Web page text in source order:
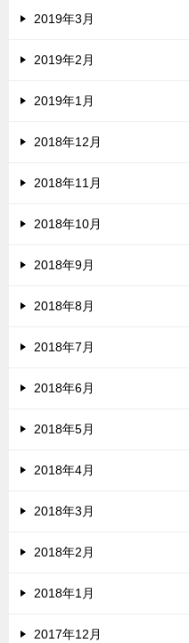
2019年3月
2019年2月
2019年1月
2018年12月
2018年11月
2018年10月
2018年9月
2018年8月
2018年7月
2018年6月
2018年5月
2018年4月
2018年3月
2018年2月
2018年1月
2017年12月